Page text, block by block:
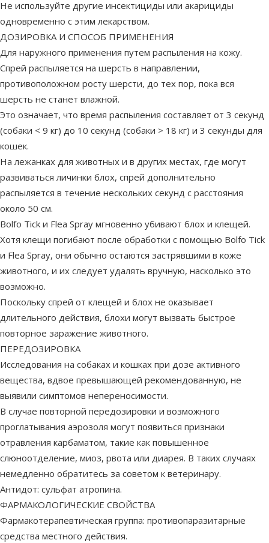
Не используйте другие инсектициды или акарициды
одновременно с этим лекарством.
ДОЗИРОВКА И СПОСОБ ПРИМЕНЕНИЯ
Для наружного применения путем распыления на кожу.
Спрей распыляется на шерсть в направлении,
противоположном росту шерсти, до тех пор, пока вся
шерсть не станет влажной.
Это означает, что время распыления составляет от 3 секунд
(собаки < 9 кг) до 10 секунд (собаки > 18 кг) и 3 секунды для
кошек.
На лежанках для животных и в других местах, где могут
развиваться личинки блох, спрей дополнительно
распыляется в течение нескольких секунд с расстояния
около 50 см.
Bolfo Tick и Flea Spray мгновенно убивают блох и клещей.
Хотя клещи погибают после обработки с помощью Bolfo Tick
и Flea Spray, они обычно остаются застрявшими в коже
животного, и их следует удалять вручную, насколько это
возможно.
Поскольку спрей от клещей и блох не оказывает
длительного действия, блохи могут вызвать быстрое
повторное заражение животного.
ПЕРЕДОЗИРОВКА
Исследования на собаках и кошках при дозе активного
вещества, вдвое превышающей рекомендованную, не
выявили симптомов непереносимости.
В случае повторной передозировки и возможного
проглатывания аэрозоля могут появиться признаки
отравления карбаматом, такие как повышенное
слюноотделение, миоз, рвота или диарея. В таких случаях
немедленно обратитесь за советом к ветеринару.
Антидот: сульфат атропина.
ФАРМАКОЛОГИЧЕСКИЕ СВОЙСТВА
Фармакотерапевтическая группа: противопаразитарные
средства местного действия.